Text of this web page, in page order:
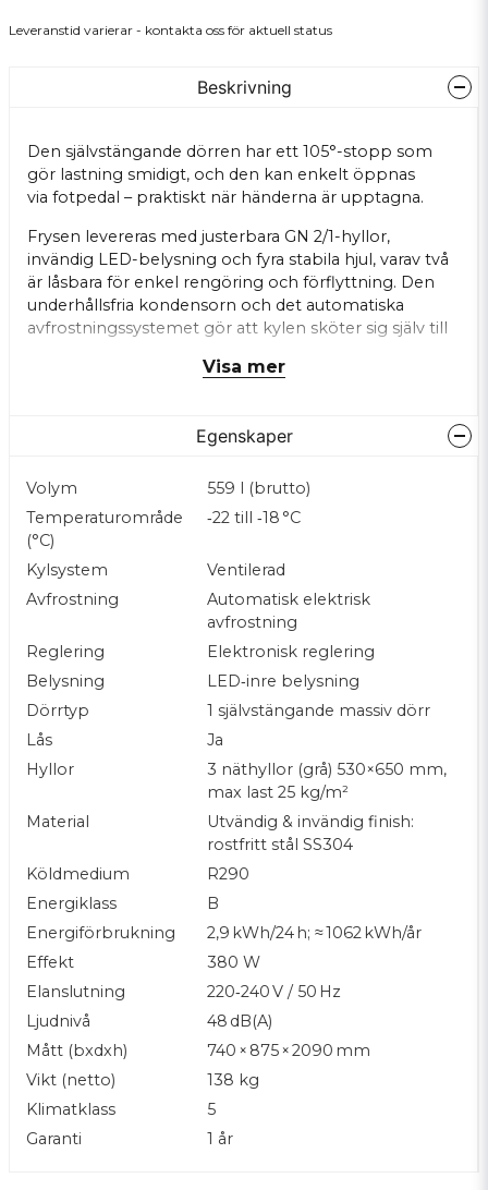
Leveranstid varierar - kontakta oss för aktuell status
Beskrivning
Den självstängande dörren har ett 105°-stopp som
gör lastning smidigt, och den kan enkelt öppnas
via fotpedal – praktiskt när händerna är upptagna.
Frysen levereras med justerbara GN 2/1-hyllor,
invändig LED-belysning och fyra stabila hjul, varav två
är låsbara för enkel rengöring och förflyttning. Den
underhållsfria kondensorn och det automatiska
avfrostningssystemet gör att kylen sköter sig själv till
det möjligt att läsa av, justera och exportera
verksamheter med dokumentationskrav. Med energiklass
B , låg ljudnivå och modern teknik är TEFCOLD RF
pålitligt frys
Visa mer
Egenskaper
Volym
559 l (brutto)
Temperaturområde
(°C)
‑22 till ‑18 °C
Kylsystem
Ventilerad
Avfrostning
Automatisk elektrisk
avfrostning
Reglering
Elektronisk reglering
Belysning
LED‑inre belysning
Dörrtyp
1 självstängande massiv dörr
Lås
Ja
Hyllor
3 näthyllor (grå) 530×650 mm,
max last 25 kg/m²
Material
Utvändig & invändig finish:
rostfritt stål SS304
Köldmedium
R290
Energiklass
B
Energiförbrukning
2,9 kWh/24 h; ≈ 1062 kWh/år
Effekt
380 W
Elanslutning
220‑240 V / 50 Hz
Ljudnivå
48 dB(A)
Mått (bxdxh)
740 × 875 × 2090 mm
Vikt (netto)
138 kg
Klimatklass
5
Garanti
1 år